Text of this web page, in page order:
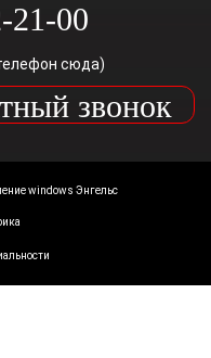
21-00
сюда)
звонок
windows Энгельс